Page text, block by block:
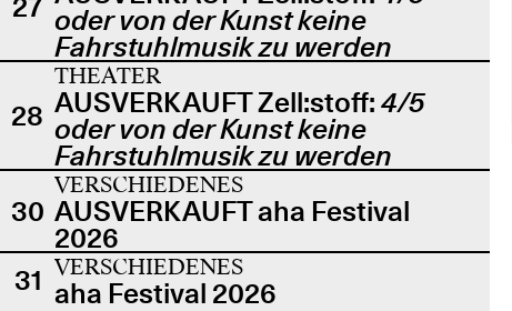
27 oder von der Kunst keine
Fahrstuhlmusik zu werden
28
THEATER
AUSVERKAUFT Zell:stoff: 4/5
oder von der Kunst keine
Fahrstuhlmusik zu werden
30
VERSCHIEDENES
AUSVERKAUFT aha Festival
2026
31 VERSCHIEDENES
aha Festival 2026